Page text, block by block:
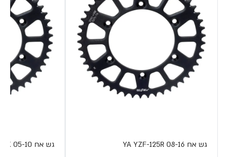
גש אח YA YZF-125R 08-16 גש אח YA XT-125X 05-10